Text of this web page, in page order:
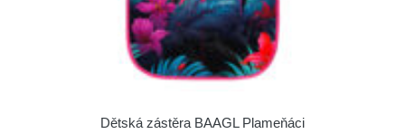
Dětská zástěra BAAGL Plameňáci